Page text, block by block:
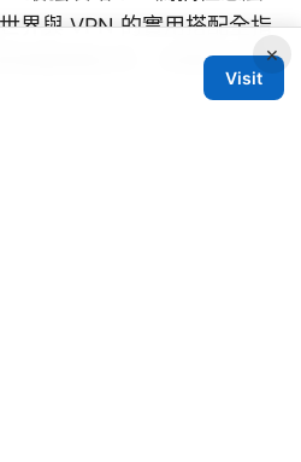
界與 VPN 的實用搭配全指
連線穩定性、地理定位精×
Visit